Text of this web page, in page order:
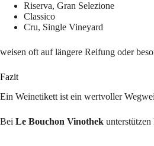
Riserva, Gran Selezione
Classico
Cru, Single Vineyard
weisen oft auf längere Reifung oder
Fazit
Ein Weinetikett ist ein wertvoller
Bei Le Bouchon Vinothek